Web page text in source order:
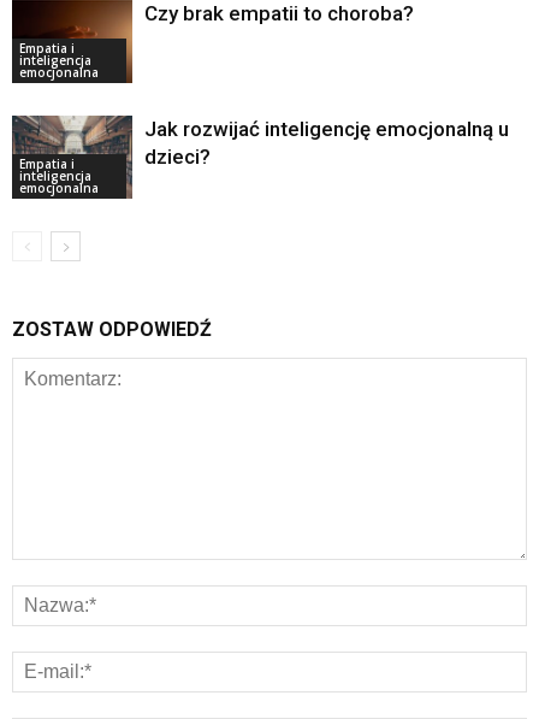
Empatia i
inteligencja
emocjonalna
Czy brak empatii to choroba?
Empatia i
inteligencja
emocjonalna
Jak rozwijać inteligencję emocjonalną u
dzieci?
ZOSTAW ODPOWIEDŹ